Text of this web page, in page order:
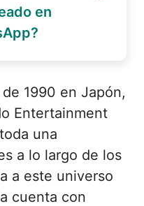
en
1990 en Japón,
Entertainment
una
a lo largo de los
a este universo
cuenta con